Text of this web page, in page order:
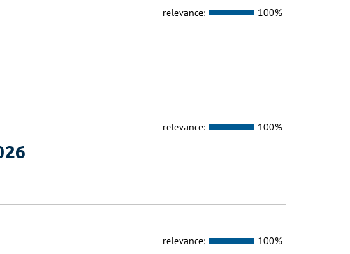
relevance: 100%
relevance: 100%
relevance: 100%